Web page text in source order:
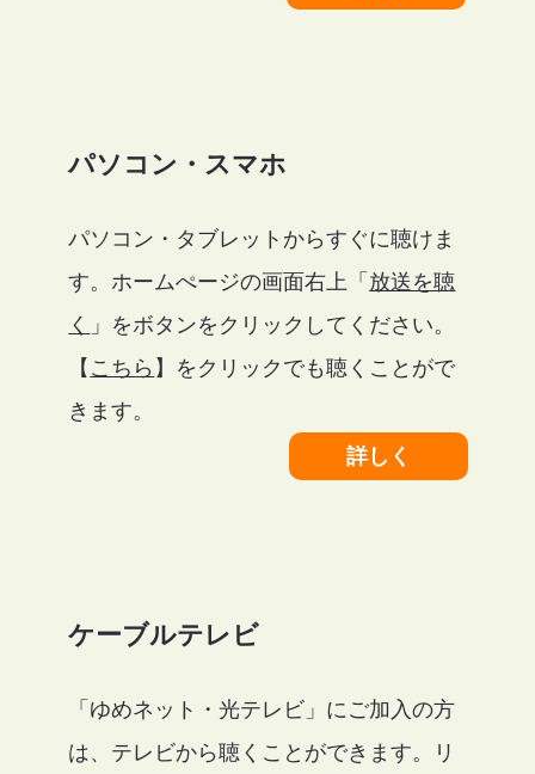
​パソコン・スマホ
パソコン・タブレットからすぐに聴けま
す。ホームぺージの画面右上「放送を聴
く 」をボタンをクリックしてください。
【こちら 】をクリックでも聴くことがで
きます。
詳しく
ケーブルテレビ
「ゆめネット・光テレビ」にご加入の方
は、テレビから聴くことができます。リ